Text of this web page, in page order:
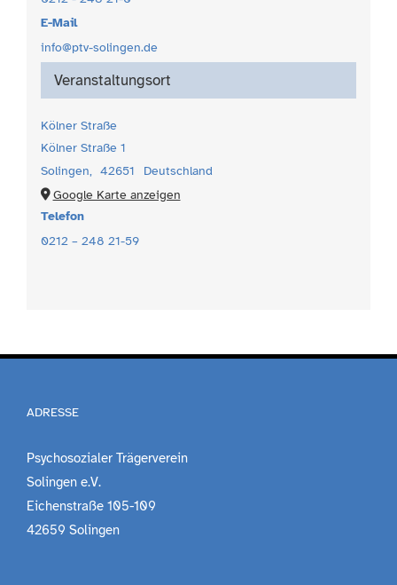
Veranstaltungsort
Kölner Straße
Kölner Straße 1
Solingen, 42651
Deutschland
Google Karte anzeigen
Telefon
0212 – 248 21-59
E-Mail
info@ptv-solingen.de
ADRESSE
Psychosozialer Trägerverein
Solingen e.V.
Eichenstraße 105-109
42659 Solingen